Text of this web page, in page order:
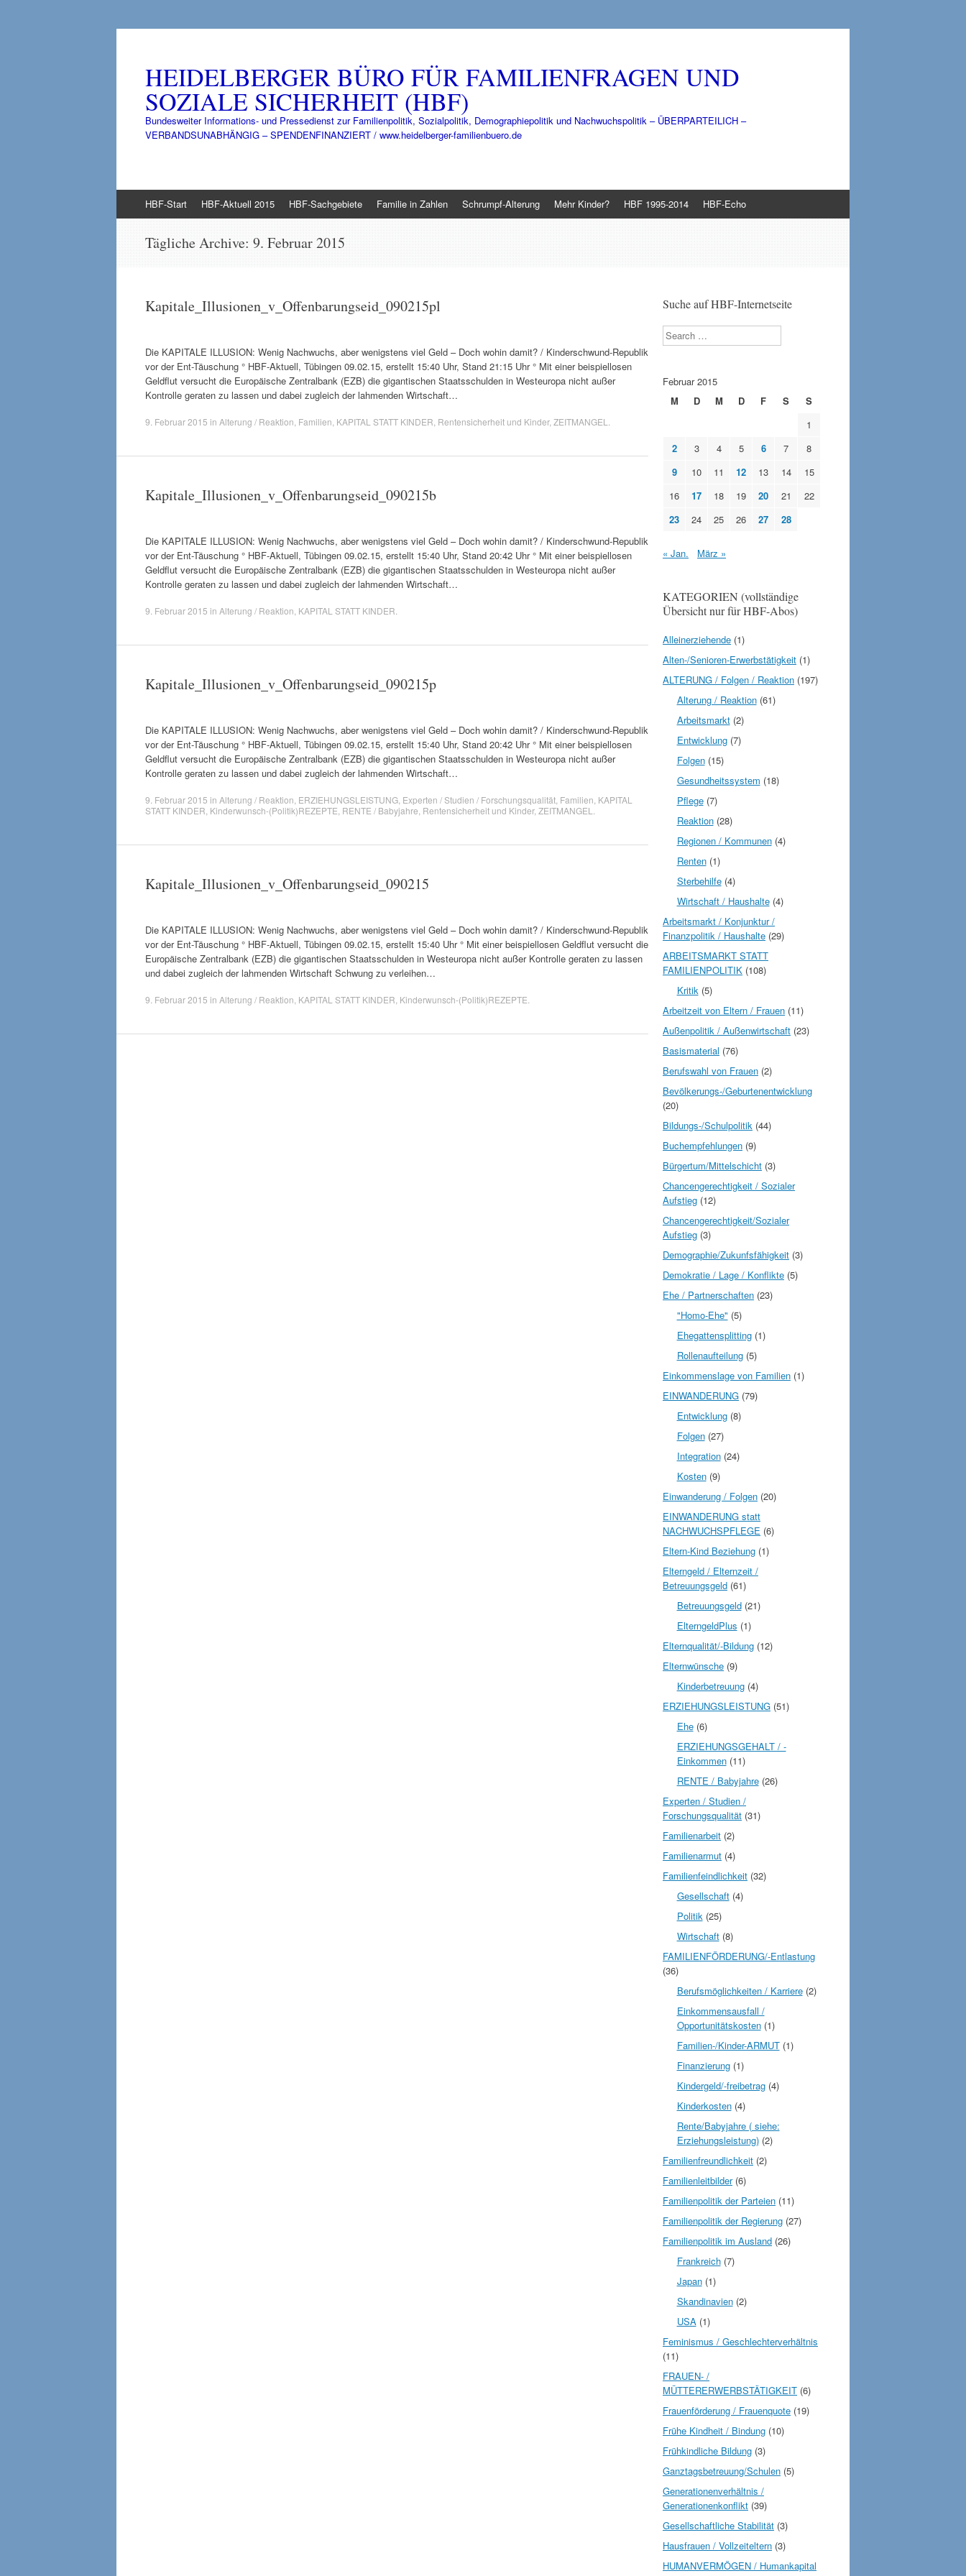
HEIDELBERGER BÜRO FÜR FAMILIENFRAGEN UND
SOZIALE SICHERHEIT (HBF)
Bundesweiter Informations- und Pressedienst zur Familienpolitik, Sozialpolitik, Demographiepolitik und Nachwuchspolitik – ÜBERPARTEILICH –
VERBANDSUNABHÄNGIG – SPENDENFINANZIERT / www.heidelberger-familienbuero.de
Inhalt
HBF-Start HBF-Aktuell 2015 HBF-Sachgebiete Familie in Zahlen Schrumpf-Alterung Mehr Kinder? HBF 1995-2014 HBF-Echo
Tägliche Archive: 9. Februar 2015
Kapitale_Illusionen_v_Offenbarungseid_090215pl
Die KAPITALE ILLUSION: Wenig Nachwuchs, aber wenigstens viel Geld – Doch wohin damit? / Kinderschwund-Republik
vor der Ent-Täuschung ° HBF-Aktuell, Tübingen 09.02.15, erstellt 15:40 Uhr, Stand 21:15 Uhr ° Mit einer beispiellosen
Geldflut versucht die Europäische Zentralbank (EZB) die gigantischen Staatsschulden in Westeuropa nicht außer
Kontrolle geraten zu lassen und dabei zugleich der lahmenden Wirtschaft…
9. Februar 2015 in Alterung / Reaktion Familien KAPITAL STATT KINDER Rentensicherheit und Kinder, ZEITMANGEL
Kapitale_Illusionen_v_Offenbarungseid_090215b
Die KAPITALE ILLUSION: Wenig Nachwuchs, aber wenigstens viel Geld – Doch wohin damit? / Kinderschwund-Republik
vor der Ent-Täuschung ° HBF-Aktuell, Tübingen 09.02.15, erstellt 15:40 Uhr, Stand 20:42 Uhr ° Mit einer beispiellosen
Geldflut versucht die Europäische Zentralbank (EZB) die gigantischen Staatsschulden in Westeuropa nicht außer
Kontrolle geraten zu lassen und dabei zugleich der lahmenden Wirtschaft…
9. Februar 2015 in Alterung / Reaktion KAPITAL STATT KINDER
Kapitale_Illusionen_v_Offenbarungseid_090215p
Die KAPITALE ILLUSION: Wenig Nachwuchs, aber wenigstens viel Geld – Doch wohin damit? / Kinderschwund-Republik
vor der Ent-Täuschung ° HBF-Aktuell, Tübingen 09.02.15, erstellt 15:40 Uhr, Stand 20:42 Uhr ° Mit einer beispiellosen
Geldflut versucht die Europäische Zentralbank (EZB) die gigantischen Staatsschulden in Westeuropa nicht außer
Kontrolle geraten zu lassen und dabei zugleich der lahmenden Wirtschaft…
9. Februar 2015 in Alterung / Reaktion ERZIEHUNGSLEISTUNG Experten / Studien / Forschungsqualität Familien KAPITAL
STATT KINDER Kinderwunsch-(Politik)REZEPTE RENTE / Babyjahre Rentensicherheit und Kinder, ZEITMANGEL
Kapitale_Illusionen_v_Offenbarungseid_090215
Die KAPITALE ILLUSION: Wenig Nachwuchs, aber wenigstens viel Geld – Doch wohin damit? / Kinderschwund-Republik
vor der Ent-Täuschung ° HBF-Aktuell, Tübingen 09.02.15, erstellt 15:40 Uhr ° Mit einer beispiellosen Geldflut versucht die
Europäische Zentralbank (EZB) die gigantischen Staatsschulden in Westeuropa nicht außer Kontrolle geraten zu lassen
und dabei zugleich der lahmenden Wirtschaft Schwung zu verleihen…
9. Februar 2015 in Alterung / Reaktion KAPITAL STATT KINDER Kinderwunsch-(Politik)REZEPTE
Suche auf HBF-Internetseite
Search
Februar 2015
M
D M D F S
S
1
2
3 4 5 6 7
8
9
10 11 12 13 14
15
16
17 18 19 20 21
22
23
24 25 26 27 28
« Jan. März »
KATEGORIEN (vollständige
Übersicht nur für HBF-Abos)
Alleinerziehende (1)
Alten-/Senioren-Erwerbstätigkeit (1)
ALTERUNG / Folgen / Reaktion (197)
Alterung / Reaktion(61)
Arbeitsmarkt(2)
Entwicklung(7)
Folgen(15)
Gesundheitssystem (18)
Pflege(7)
Reaktion(28)
Regionen / Kommunen(4)
Renten(1)
Sterbehilfe(4)
Wirtschaft / Haushalte(4)
Arbeitsmarkt / Konjunktur /
Finanzpolitik / Haushalte (29)
ARBEITSMARKT STATT
FAMILIENPOLITIK (108)
Kritik(5)
Arbeitzeit von Eltern / Frauen (11)
Außenpolitik / Außenwirtschaft (23)
Basismaterial (76)
Berufswahl von Frauen (2)
Bevölkerungs-/Geburtenentwicklung
(20)
Bildungs-/Schulpolitik (44)
Buchempfehlungen (9)
Bürgertum/Mittelschicht (3)
Chancengerechtigkeit / Sozialer
Aufstieg (12)
Chancengerechtigkeit/Sozialer
Aufstieg (3)
Demographie/Zukunfsfähigkeit (3)
Demokratie / Lage / Konflikte (5)
Ehe / Partnerschaften (23)
"Homo-Ehe" (5)
Ehegattensplitting(1)
Rollenaufteilung(5)
Einkommenslage von Familien (1)
EINWANDERUNG (79)
Entwicklung(8)
Folgen(27)
Integration(24)
Kosten(9)
Einwanderung / Folgen (20)
EINWANDERUNG statt
NACHWUCHSPFLEGE (6)
Eltern-Kind Beziehung (1)
Elterngeld / Elternzeit /
Betreuungsgeld (61)
Betreuungsgeld(21)
ElterngeldPlus (1)
Elternqualität/-Bildung (12)
Elternwünsche (9)
Kinderbetreuung(4)
ERZIEHUNGSLEISTUNG (51)
Ehe(6)
ERZIEHUNGSGEHALT / -
Einkommen(11)
RENTE / Babyjahre(26)
Experten / Studien /
Forschungsqualität (31)
Familienarbeit (2)
Familienarmut (4)
Familienfeindlichkeit (32)
Gesellschaft(4)
Politik(25)
Wirtschaft(8)
FAMILIENFÖRDERUNG/-Entlastung
(36)
Berufsmöglichkeiten / Karriere(2)
Einkommensausfall /
Opportunitätskosten(1)
Familien-/Kinder-ARMUT(1)
Finanzierung(1)
Kindergeld/-freibetrag(4)
Kinderkosten(4)
Rente/Babyjahre ( siehe:
Erziehungsleistung)(2)
Familienfreundlichkeit (2)
Familienleitbilder(6)
Familienpolitik der Parteien (11)
Familienpolitik der Regierung (27)
Familienpolitik im Ausland (26)
Frankreich(7)
Japan(1)
Skandinavien(2)
USA(1)
Feminismus / Geschlechterverhältnis
(11)
FRAUEN- /
MÜTTERERWERBSTÄTIGKEIT (6)
Frauenförderung / Frauenquote (19)
Frühe Kindheit / Bindung (10)
Frühkindliche Bildung (3)
Ganztagsbetreuung/Schulen (5)
Generationenverhältnis /
Generationenkonflikt (39)
Gesellschaftliche Stabilität (3)
Hausfrauen / Vollzeiteltern (3)
HUMANVERMÖGEN / Humankapital